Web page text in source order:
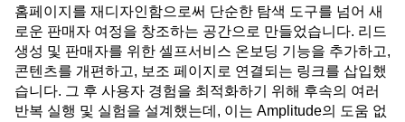
홈페이지를 재디자인함으로써 단순한 탐색 도구를 넘어 새
로운 판매자 여정을 창조하는 공간으로 만들었습니다. 리드
생성 및 판매자를 위한 셀프서비스 온보딩 기능을 추가하고,
콘텐츠를 개편하고, 보조 페이지로 연결되는 링크를 삽입했
습니다. 그 후 사용자 경험을 최적화하기 위해 후속의 여러
반복 실행 및 실험을 설계했는데, 이는 Amplitude의 도움 없